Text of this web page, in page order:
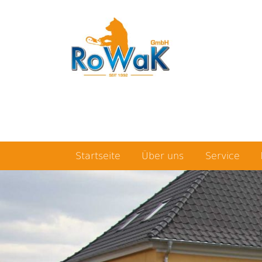
Startseite Über uns Service